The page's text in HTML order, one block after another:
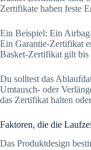
Zertifikate haben feste
Ein Beispiel: Ein
Ein Garantie-Zertifikat
Basket-Zertifikat gilt
Du solltest das
Umtausch- oder
das Zertifikat halten
Faktoren, die die
Das Produktdesign